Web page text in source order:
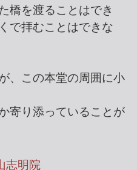
橋を渡ることはでき
で拝むことはできな
、この本堂の周囲に小
寄り添っていることが